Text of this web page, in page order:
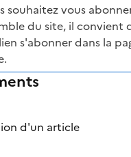
souhaitez vous
du site, il convient
s'abonner dans la
d'un article